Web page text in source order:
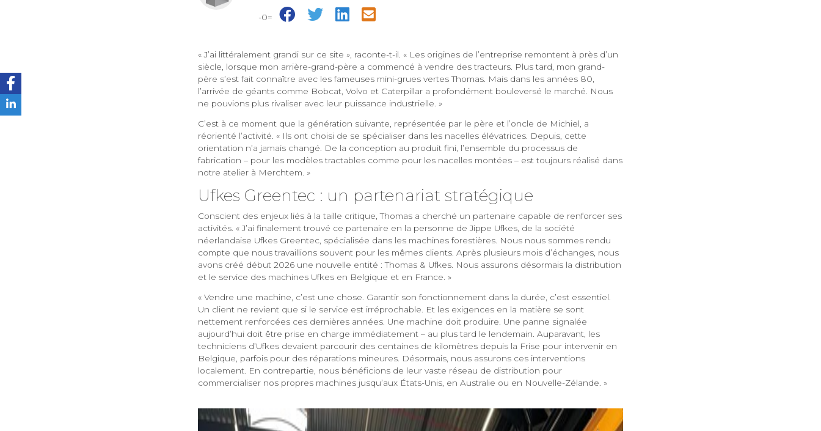
-0=
« J’ai littéralement grandi sur ce site », raconte-t-il. « Les origines de l’entreprise remontent à près d’un
siècle, lorsque mon arrière-grand-père a commencé à vendre des tracteurs. Plus tard, mon grand-
père s’est fait connaître avec les fameuses mini-grues vertes Thomas. Mais dans les années 80,
l’arrivée de géants comme Bobcat, Volvo et Caterpillar a profondément bouleversé le marché. Nous
ne pouvions plus rivaliser avec leur puissance industrielle. »
C’est à ce moment que la génération suivante, représentée par le père et l’oncle de Michiel, a
réorienté l’activité. « Ils ont choisi de se spécialiser dans les nacelles élévatrices. Depuis, cette
orientation n’a jamais changé. De la conception au produit fini, l’ensemble du processus de
fabrication – pour les modèles tractables comme pour les nacelles montées – est toujours réalisé dans
notre atelier à Merchtem. »
Ufkes Greentec : un partenariat stratégique
Conscient des enjeux liés à la taille critique, Thomas a cherché un partenaire capable de renforcer ses
activités. « J’ai finalement trouvé ce partenaire en la personne de Jippe Ufkes, de la société
néerlandaise Ufkes Greentec, spécialisée dans les machines forestières. Nous nous sommes rendu
compte que nous travaillions souvent pour les mêmes clients. Après plusieurs mois d’échanges, nous
avons créé début 2026 une nouvelle entité : Thomas & Ufkes. Nous assurons désormais la distribution
et le service des machines Ufkes en Belgique et en France. »
« Vendre une machine, c’est une chose. Garantir son fonctionnement dans la durée, c’est essentiel.
Un client ne revient que si le service est irréprochable. Et les exigences en la matière se sont
nettement renforcées ces dernières années. Une machine doit produire. Une panne signalée
aujourd’hui doit être prise en charge immédiatement – au plus tard le lendemain. Auparavant, les
techniciens d’Ufkes devaient parcourir des centaines de kilomètres depuis la Frise pour intervenir en
Belgique, parfois pour des réparations mineures. Désormais, nous assurons ces interventions
localement. En contrepartie, nous bénéficions de leur vaste réseau de distribution pour
commercialiser nos propres machines jusqu’aux États-Unis, en Australie ou en Nouvelle-Zélande. »